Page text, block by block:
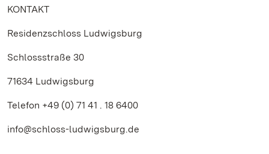
KONTAKT
Residenzschloss Ludwigsburg
Schlossstraße 30
71634 Ludwigsburg
Telefon +49 (0) 71 41 . 18 6400
info@schloss-ludwigsburg.de